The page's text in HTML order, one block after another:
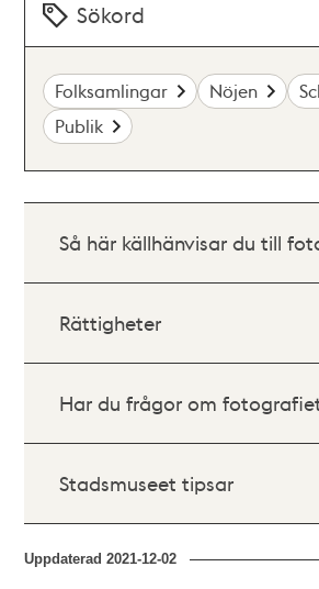
Sökord
Folksamlingar Nöjen
Publik
Så här källhänvisar du till
Rättigheter
Har du frågor om
Stadsmuseet tipsar
Uppdaterad2021-12-02